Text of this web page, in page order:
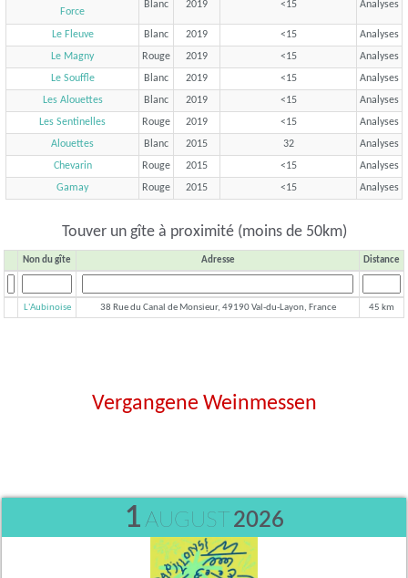
Force
Blanc 2019 <15 Analyses
Le Fleuve Blanc 2019 <15
Analyses
Le Magny
Rouge 2019 <15
Analyses
Le Souffle
Blanc 2019 <15
Analyses
Les Alouettes
Blanc 2019 <15
Analyses
Les Sentinelles
Rouge 2019 <15
Analyses
Alouettes
Blanc 2015 32
Analyses
Chevarin
Rouge 2015 <15
Analyses
Gamay
Rouge 2015 <15 Analyses
Touver un gîte à proximité (moins de 50km)
Non du gîte Adresse Distance
L'Aubinoise 38 Rue du Canal de Monsieur, 49190 Val-du-Layon, France 45 km
Vergangene Weinmessen
1 AUGUST 2026